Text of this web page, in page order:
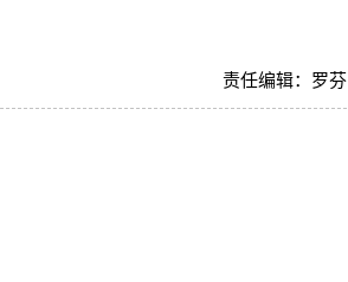
责任编辑：罗芬